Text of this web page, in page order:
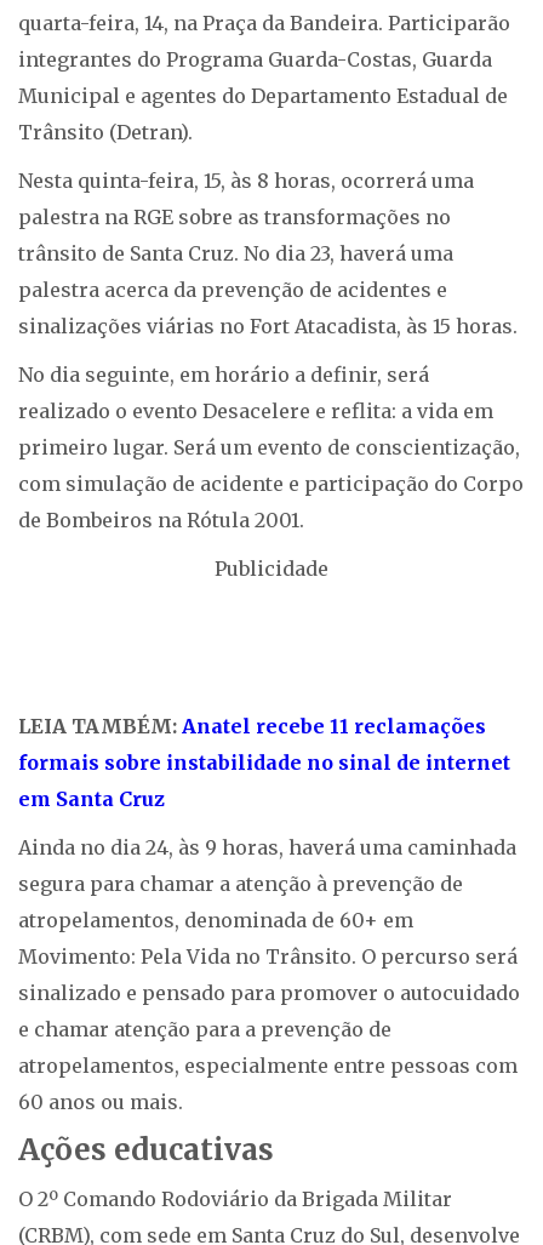
quarta-feira, 14, na Praça da Bandeira. Participarão
integrantes do Programa Guarda-Costas, Guarda
Municipal e agentes do Departamento Estadual de
Trânsito (Detran).
Nesta quinta-feira, 15, às 8 horas, ocorrerá uma
palestra na RGE sobre as transformações no
trânsito de Santa Cruz. No dia 23, haverá uma
palestra acerca da prevenção de acidentes e
sinalizações viárias no Fort Atacadista, às 15 horas.
No dia seguinte, em horário a definir, será
realizado o evento Desacelere e reflita: a vida em
primeiro lugar. Será um evento de conscientização,
com simulação de acidente e participação do Corpo
de Bombeiros na Rótula 2001.
Publicidade
LEIA TAMBÉM: Anatel recebe 11 reclamações
formais sobre instabilidade no sinal de internet
em Santa Cruz
Ainda no dia 24, às 9 horas, haverá uma caminhada
segura para chamar a atenção à prevenção de
atropelamentos, denominada de 60+ em
Movimento: Pela Vida no Trânsito. O percurso será
sinalizado e pensado para promover o autocuidado
e chamar atenção para a prevenção de
atropelamentos, especialmente entre pessoas com
60 anos ou mais.
Ações educativas
O 2º Comando Rodoviário da Brigada Militar
(CRBM), com sede em Santa Cruz do Sul, desenvolve